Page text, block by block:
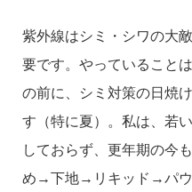
紫外線はシミ・シワの大
要です。やっていること
の前に、シミ対策の日焼
す（特に夏）。私は、若
しておらず、更年期の今
め→下地→リキッド→パウ